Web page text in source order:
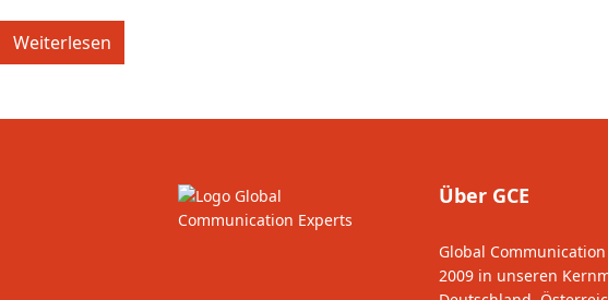
Weiterlesen
Über GCE
Global
2009 in unseren